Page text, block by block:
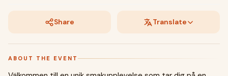
Share Translate
ABOUT THE EVENT